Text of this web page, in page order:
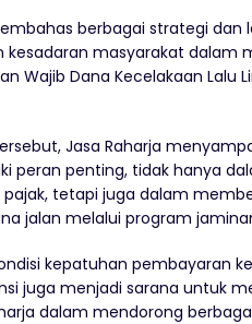
berbagai strategi dan
masyarakat dalam
Wajib Dana Kecelakaan Lalu
Jasa Raharja
peran penting, tidak hanya
tetapi juga dalam
jalan melalui program
kepatuhan pembayaran
juga menjadi sarana untuk
dalam mendorong